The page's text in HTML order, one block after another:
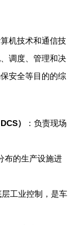
机技术和通信技
调度、管理和决
安全等目的的综
）
：负责现场
布的生产设施进
层工业控制，是车